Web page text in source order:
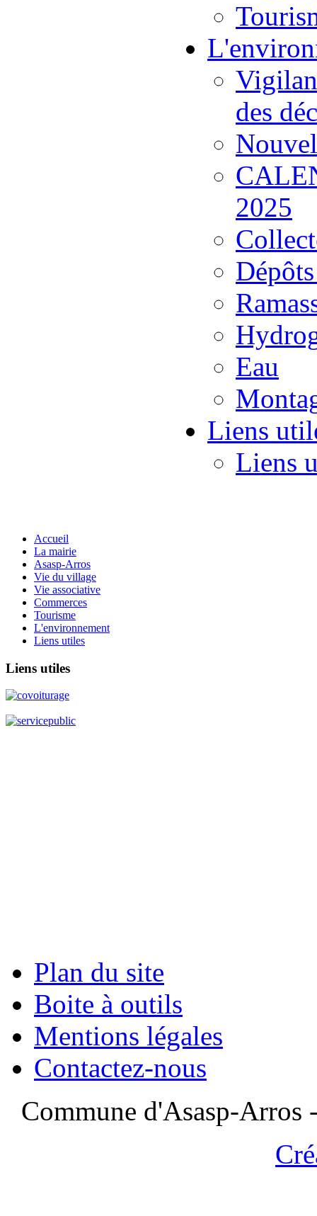
des
2025
Eau
Liens
Liens
Accueil
La mairie
Asasp-Arros
Vie du village
Vie associative
Commerces
Tourisme
L'environnement
Liens utiles
Liens utiles
Plan du site
Boite à outils
Mentions légales
Contactez-nous
Commune d'Asasp-Arros